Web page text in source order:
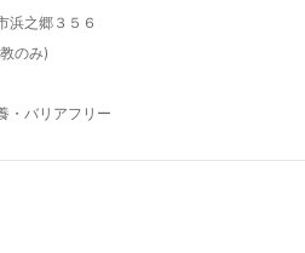
浜之郷３５６
のみ)
・ バリアフリー